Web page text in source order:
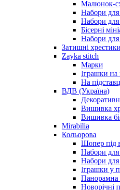
Малюнок-
Набори
Набори
Бісерні
Набори
Затишні
Zayka stitch
Марки
Іграшки на
На
ВДВ (Україна)
Вишивка
Вишивка
Mirabilia
Кольорова
Шопер під
Набори
Набори
Іграшки у
Панорамна
Новорічні